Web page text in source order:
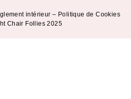
intérieur – Politique de Cookies
Chair Follies 2025